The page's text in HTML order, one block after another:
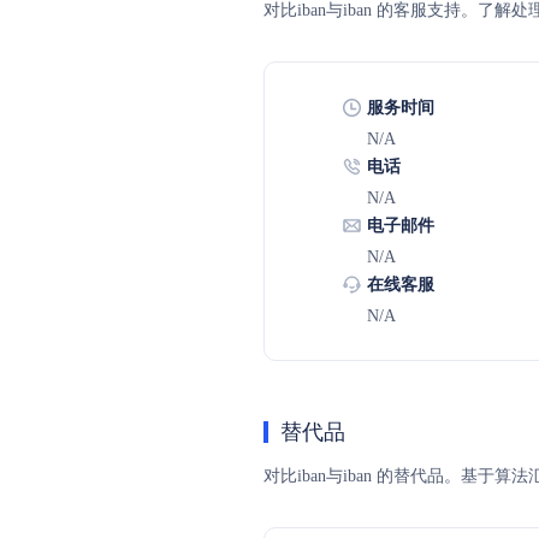
对比iban与iban 的客服支持。了解
服务时间
N/A
电话
N/A
电子邮件
N/A
在线客服
N/A
替代品
对比iban与iban 的替代品。基于算